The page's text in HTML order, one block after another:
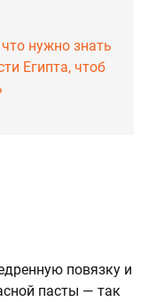
нужно знать
Египта, чтоб
повязку и
пасты — так